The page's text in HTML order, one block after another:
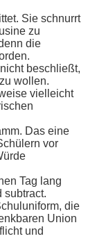
Sie schnurrt
zu
die
beschließt,
wollen.
vielleicht
Das eine
vor
Tag lang
subtract.
die
Union
und